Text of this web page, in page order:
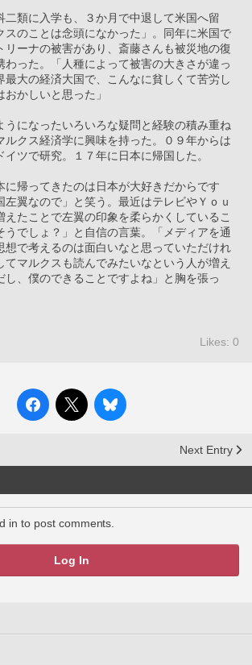
類に入学も、３か月で中退して米国へ留
スのことは念頭になかった」。同年に米国で
リーナの被害があり、斎藤さんも被災地の復
わった。「人種によって被害の大きさが違っ
最大の経済大国で、こんなに貧しくて苦労し
かしいと思った」
になったいろいろな疑問と経験の積み重ね
ルクス経済学に興味を持った。０９年からは
ツで研究。１７年に日本に帰国した。
帰ってきたのは日本が大好きだからです
左翼なので」と笑う。最近はテレビやＹｏｕ
えたことで左翼の印象を柔らかくしているこ
うでしょ？」と自信の言葉。「メディアを通
想で考えるのは面白いなと思っていただけれ
てマルクスも読んでみたいなという人が増え
し、僕のできることですよね」と胸を張っ
Likes: 0
Next Entry
in to post comments.
Log In